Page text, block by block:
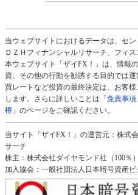
当ウェブサイトにおけるデータは、セ
ＤＺＨフィナンシャルリサーチ、フィ
本ウェブサイト「ザイFX！」は、情報
資、その他の行動を勧誘する目的では
買レートなど投資の最終決定は、お客
します。さらに詳しいことは 「免責事項
権」 のページをご確認ください。
当サイト「ザイFX！」の運営元：株式
サーチ
株主：株式会社ダイヤモンド社（100％）
加入協会：一般社団法人日本暗号資産ビ